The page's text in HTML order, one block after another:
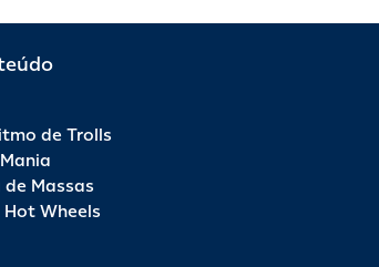
de Trolls
de Massas
Hot Wheels